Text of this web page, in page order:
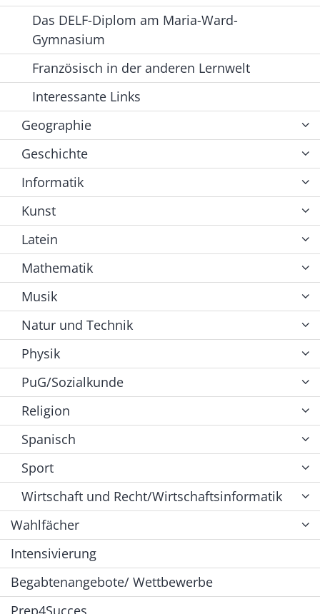
Das DELF-Diplom am Maria-Ward-
Gymnasium
Französisch in der anderen Lernwelt
Interessante Links
Geographie
Geschichte
Informatik
Kunst
Latein
Mathematik
Musik
Natur und Technik
Physik
PuG/Sozialkunde
Religion
Spanisch
Sport
Wirtschaft und Recht/Wirtschaftsinformatik
Wahlfächer
Intensivierung
Begabtenangebote/ Wettbewerbe